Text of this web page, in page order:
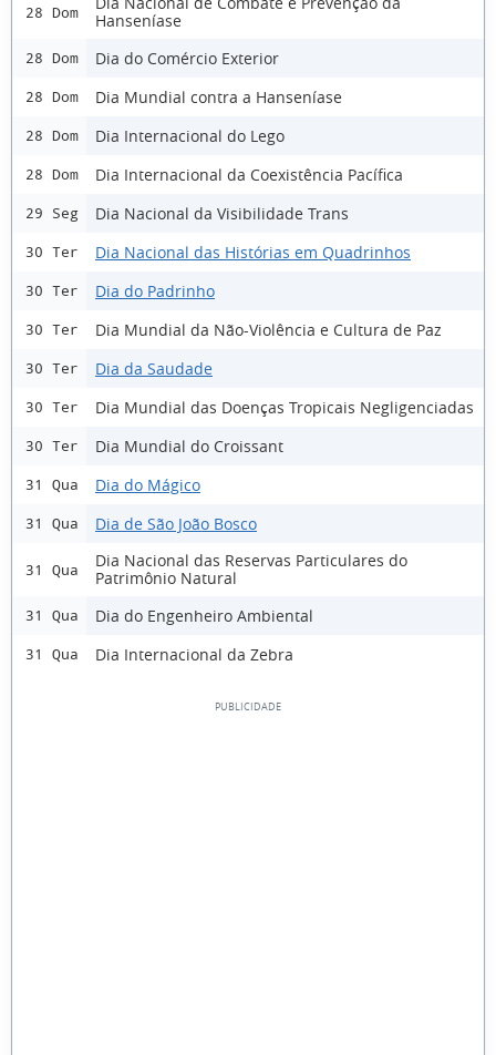
28 Dom
Hanseníase
28 Dom Dia do Comércio Exterior
28 Dom Dia Mundial contra a Hanseníase
28 Dom Dia Internacional do Lego
28 Dom Dia Internacional da Coexistência Pacífica
29 Seg Dia Nacional da Visibilidade Trans
30 Ter Dia Nacional das Histórias em Quadrinhos
30 Ter Dia do Padrinho
30 Ter Dia Mundial da Não-Violência e Cultura de Paz
30 Ter Dia da Saudade
30 Ter Dia Mundial das Doenças Tropicais Negligenciadas
30 Ter Dia Mundial do Croissant
31 Qua Dia do Mágico
31 Qua Dia de São João Bosco
31 Qua
Dia Nacional das Reservas Particulares do
Patrimônio Natural
31 Qua Dia do Engenheiro Ambiental
31 Qua Dia Internacional da Zebra